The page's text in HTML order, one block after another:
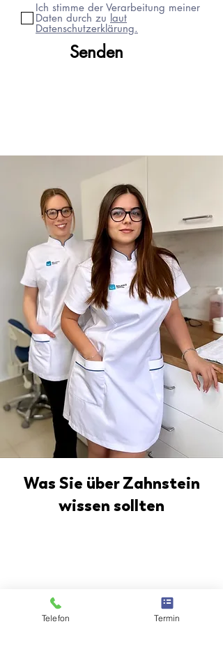
Ich stimme der Verarbeitung meiner
Daten durch zu laut
Datenschutzerklärung.
Senden
Was Sie über Zahnstein
wissen sollten
Telefon Termin